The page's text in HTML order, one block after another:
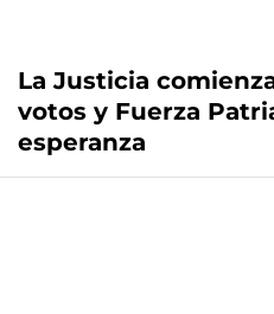
La Justicia
votos y Fuerza
esperanza